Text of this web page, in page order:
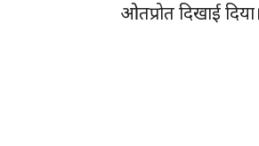
ओतप्रोत दिखाई दिया।